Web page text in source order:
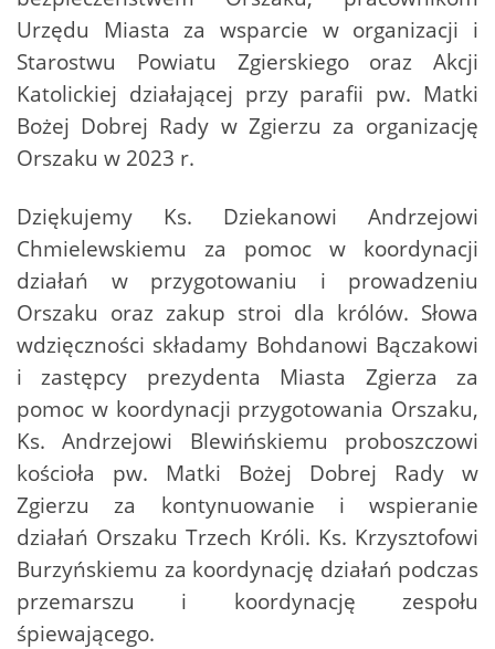
Urzędu Miasta za wsparcie w organizacji i
Starostwu Powiatu Zgierskiego oraz Akcji
Katolickiej działającej przy parafii pw. Matki
Bożej Dobrej Rady w Zgierzu za organizację
Orszaku w 2023 r.
Dziękujemy Ks. Dziekanowi Andrzejowi
Chmielewskiemu za pomoc w koordynacji
działań w przygotowaniu i prowadzeniu
Orszaku oraz zakup stroi dla królów. Słowa
wdzięczności składamy Bohdanowi Bączakowi
i zastępcy prezydenta Miasta Zgierza za
pomoc w koordynacji przygotowania Orszaku,
Ks. Andrzejowi Blewińskiemu proboszczowi
kościoła pw. Matki Bożej Dobrej Rady w
Zgierzu za kontynuowanie i wspieranie
działań Orszaku Trzech Króli. Ks. Krzysztofowi
Burzyńskiemu za koordynację działań podczas
przemarszu i koordynację zespołu
śpiewającego.